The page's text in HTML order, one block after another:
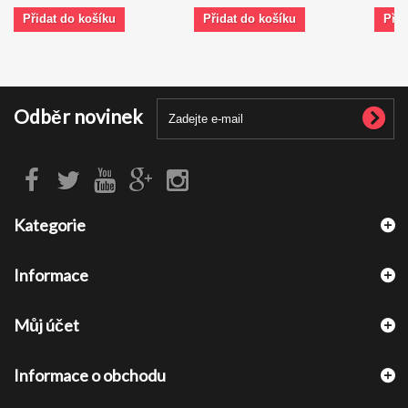
Přidat do košíku Přidat do košíku
Odběr novinek
Kategorie
Informace
Můj účet
Informace o obchodu